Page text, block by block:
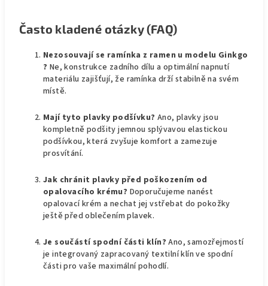
Často kladené otázky (FAQ)
Nezosouvají se ramínka z ramen u modelu Ginkgo
? Ne, konstrukce zadního dílu a optimální napnutí
materiálu zajišťují, že ramínka drží stabilně na svém
místě.
Mají tyto plavky podšívku? Ano, plavky jsou
kompletně podšity jemnou splývavou elastickou
podšívkou, která zvyšuje komfort a zamezuje
prosvítání.
Jak chránit plavky před poškozením od
opalovacího krému? Doporučujeme nanést
opalovací krém a nechat jej vstřebat do pokožky
ještě před oblečením plavek.
Je součástí spodní části klín?Ano, samozřejmostí
je integrovaný zapracovaný textilní klín ve spodní
části pro vaše maximální pohodlí.